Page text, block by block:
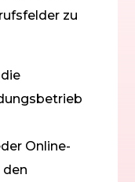
zu
Online-
den